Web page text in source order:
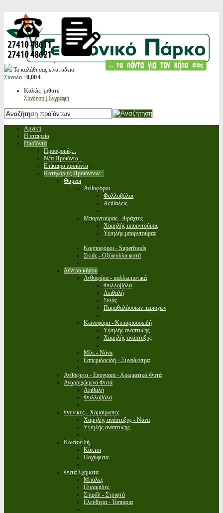
Το καλάθι σας είναι άδειο.
Σύνολο : 0,00 €
Καλώς ήρθατε
Σύνδεση | Εγγραφή
Αρχική
Η εταιρεία
Προϊόντα
Προσφορές...
Νέα Προϊόντα...
Επίκαιρα προϊόντα
Κατηγορίες Προϊόντων...
Θάμνοι
Ανθοφόροι
Φυλλοβόλοι
Αειθαλείς
Μπορντούρας - Φράχτες
Χαμηλής μπορντούρας
Υψηλής μπορντούρας
Καρποφόροι - Superfoods
Σκιάς - Οξύφυλλα φυτά
Δέντρα κήπου
Ανθοφόρα - καλλωπιστικά
Φυλλοβόλα
Αειθαλή
Σκιάς
Παραθαλάσσιων περιοχών
Κωνοφόρα - Κυπαρισσοειδή
Υψηλής ανάπτυξης
Χαμηλής ανάπτυξης
Μίνι - Νάνα
Εσπεριδοειδή - Ξυνόδεντρα
Ανθόφυτα - Εποχιακά - Αρωματικά Φυτά
Αναρριχώμενα Φυτά
Αειθαλή
Φυλλοβόλα
Φοίνικες - Χαμαίρωπες
Χαμηλής ανάπτυξης - Νάνα
Υψηλής ανάπτυξης
Κακτοειδή
Κάκτοι
Παχύφυτα
Φυτά Σχήματα
Μπάλες
Πυραμίδες
Σπιράλ - Στριφτά
Ελεύθερα - Τοπιάρια